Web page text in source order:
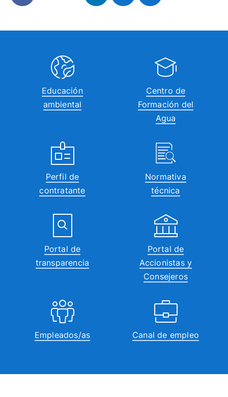
Educación
ambiental
Centro de
Formación del
Agua
Perfil de
contratante
Normativa
técnica
Portal de
transparencia
Portal de
Accionistas y
Consejeros
Empleados/as Canal de empleo